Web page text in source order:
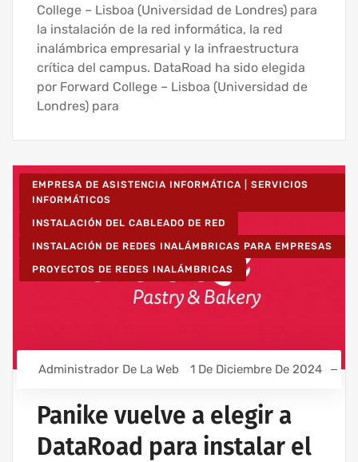
College – Lisboa (Universidad de Londres) para
la instalación de la red informática, la red
inalámbrica empresarial y la infraestructura
crítica del campus. DataRoad ha sido elegida
por Forward College – Lisboa (Universidad de
Londres) para
EMPRESA DE ASISTENCIA INFORMÁTICA | SERVICIOS
INFORMÁTICOS
INSTALACIÓN DEL CABLEADO DE RED
INSTALACIÓN DE REDES INALÁMBRICAS PARA EMPRESAS
PROYECTOS DE REDES INALÁMBRICAS
Administrador De La Web 1 De Diciembre De 2024
Panike vuelve a elegir a
DataRoad para instalar el